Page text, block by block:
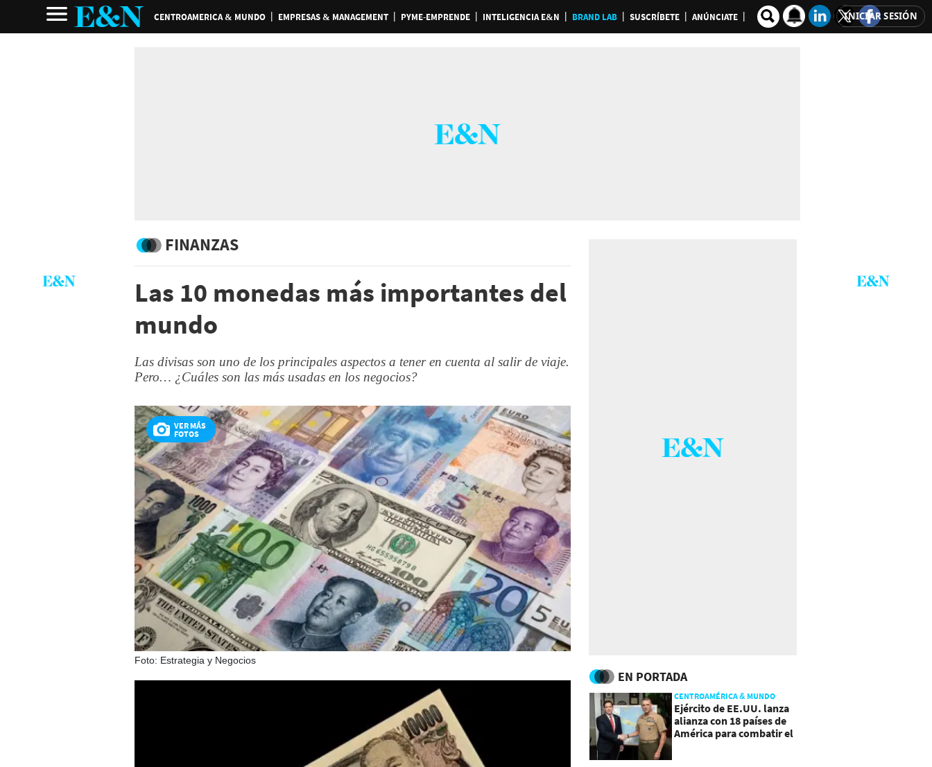
CENTROAMERICA & MUNDO EMPRESAS & MANAGEMENT PYME-EMPRENDE INTELIGENCIA E&N BRAND LAB SUSCRÍBETE ANÚNCIATE INICIAR SESIÓN
FINANZAS
Las 10 monedas más importantes del
mundo
Las divisas son uno de los principales aspectos a tener en cuenta al salir de viaje.
Pero… ¿Cuáles son las más usadas en los negocios?
VER MÁS
FOTOS
Foto: Estrategia y Negocios
EN PORTADA
CENTROAMÉRICA & MUNDO
Ejército de EE.UU. lanza
alianza con 18 países de
América para combatir el